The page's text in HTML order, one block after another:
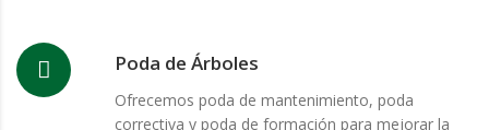
Poda de Árboles
Ofrecemos poda de mantenimiento, poda
correctiva y poda de formación para mejorar la